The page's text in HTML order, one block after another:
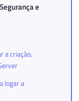
Segurança e
a criação,
logar a